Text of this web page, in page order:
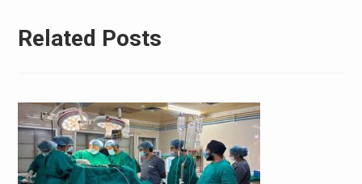
Related Posts